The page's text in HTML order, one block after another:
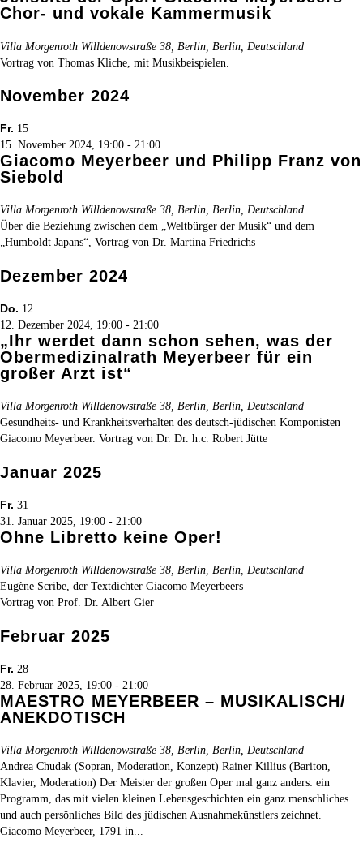
Chor- und vokale Kammermusik
Villa Morgenroth Willdenowstraße 38, Berlin, Berlin, Deutschland
Vortrag von Thomas Kliche, mit Musikbeispielen.
November 2024
Fr. 15
15. November 2024, 19:00 - 21:00
Giacomo Meyerbeer und Philipp Franz von
Siebold
Villa Morgenroth Willdenowstraße 38, Berlin, Berlin, Deutschland
Über die Beziehung zwischen dem „Weltbürger der Musik“ und dem
„Humboldt Japans“, Vortrag von Dr. Martina Friedrichs
Dezember 2024
Do. 12
12. Dezember 2024, 19:00 - 21:00
„Ihr werdet dann schon sehen, was der
Obermedizinalrath Meyerbeer für ein
großer Arzt ist“
Villa Morgenroth Willdenowstraße 38, Berlin, Berlin, Deutschland
Gesundheits- und Krankheitsverhalten des deutsch-jüdischen Komponisten
Giacomo Meyerbeer. Vortrag von Dr. Dr. h.c. Robert Jütte
Januar 2025
Fr. 31
31. Januar 2025, 19:00 - 21:00
Ohne Libretto keine Oper!
Villa Morgenroth Willdenowstraße 38, Berlin, Berlin, Deutschland
Eugène Scribe, der Textdichter Giacomo Meyerbeers
Vortrag von Prof. Dr. Albert Gier
Februar 2025
Fr. 28
28. Februar 2025, 19:00 - 21:00
MAESTRO MEYERBEER – MUSIKALISCH/
ANEKDOTISCH
Villa Morgenroth Willdenowstraße 38, Berlin, Berlin, Deutschland
Andrea Chudak (Sopran, Moderation, Konzept) Rainer Killius (Bariton,
Klavier, Moderation) Der Meister der großen Oper mal ganz anders: ein
Programm, das mit vielen kleinen Lebensgeschichten ein ganz menschliches
und auch persönliches Bild des jüdischen Ausnahmekünstlers zeichnet.
Giacomo Meyerbeer, 1791 in...